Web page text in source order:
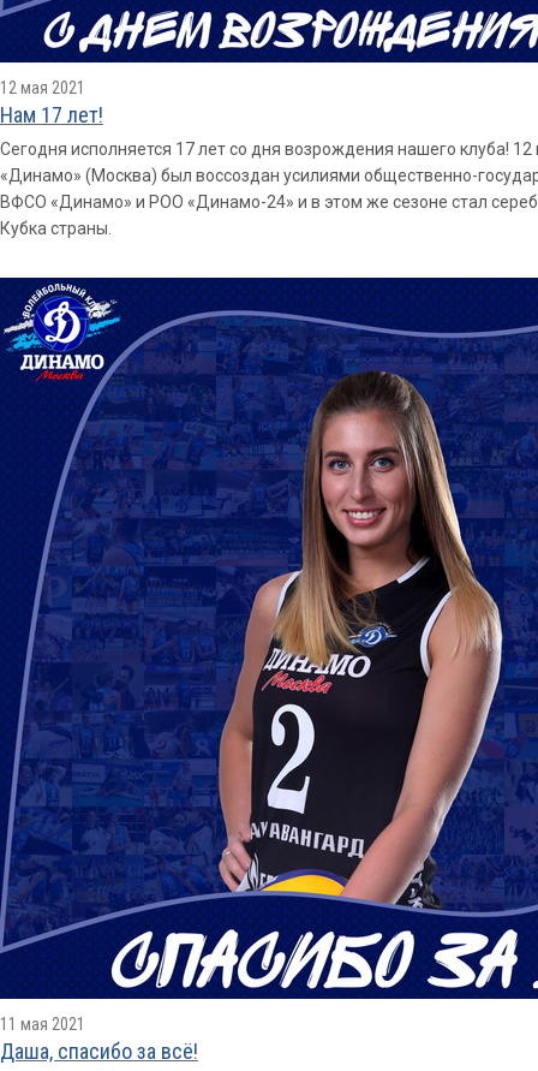
12 мая 2021
Нам 17 лет!
Сегодня исполняется 17 лет со дня возрождения нашего клуба!
«Динамо» (Москва) был воссоздан усилиями общественно-
ВФСО «Динамо» и РОО «Динамо-24» и в этом же сезоне стал
Кубка страны.
11 мая 2021
Даша, спасибо за всё!